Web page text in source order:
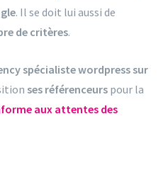
. Il se doit lui aussi de
de critères.
spécialiste wordpress sur
ses référenceurs pour la
aux attentes des